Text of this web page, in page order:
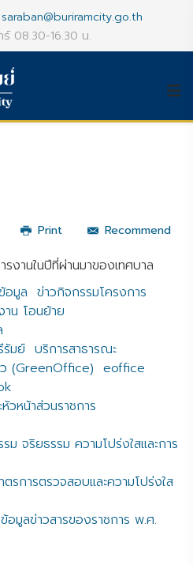
saraban@buriramcity.go.th
08.30-16.30 น.
Print Recommend
งานในปีที่ผ่านมาของเทศบาล
อมูล ข่าวกิจกรรมโครงการ
าน โอนย้าย
รัมย์ บริการสาธารณะ
(GreenOffice) eoffice
วหน้าส่วนราชการ
จริยธรรม ความโปร่งใสและการ
รการตรวจสอบและความโปร่งใส
อมูลข่าวสารของราชการ พ.ศ.